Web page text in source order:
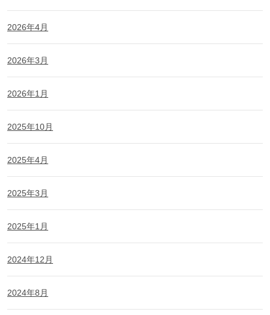
2026年4月
2026年3月
2026年1月
2025年10月
2025年4月
2025年3月
2025年1月
2024年12月
2024年8月